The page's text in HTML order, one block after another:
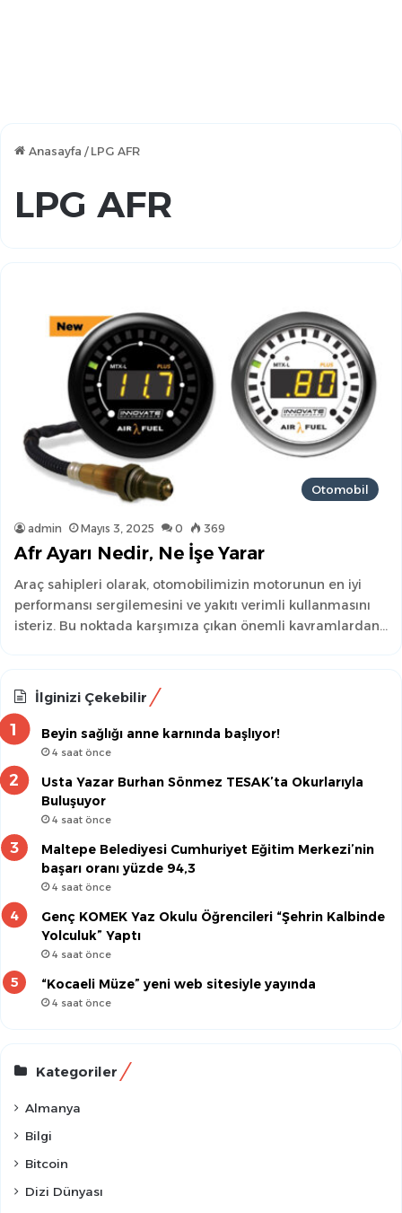
Anasayfa / LPG AFR
LPG AFR
Otomobil
admin Mayıs 3, 2025 0 369
Afr Ayarı Nedir, Ne İşe Yarar
Araç sahipleri olarak, otomobilimizin motorunun en iyi
performansı sergilemesini ve yakıtı verimli kullanmasını
isteriz. Bu noktada karşımıza çıkan önemli kavramlardan…
İlginizi Çekebilir
Beyin sağlığı anne karnında başlıyor!
4 saat önce
Usta Yazar Burhan Sönmez TESAK’ta Okurlarıyla
Buluşuyor
4 saat önce
Maltepe Belediyesi Cumhuriyet Eğitim Merkezi’nin
başarı oranı yüzde 94,3
4 saat önce
Genç KOMEK Yaz Okulu Öğrencileri “Şehrin Kalbinde
Yolculuk” Yaptı
4 saat önce
“Kocaeli Müze” yeni web sitesiyle yayında
4 saat önce
Kategoriler
Almanya
Bilgi
Bitcoin
Dizi Dünyası